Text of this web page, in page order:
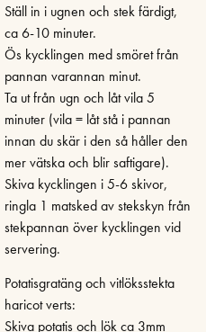
Ställ in i ugnen och stek färdigt,
ca 6-10 minuter.
Ös kycklingen med smöret från
pannan varannan minut.
Ta ut från ugn och låt vila 5
minuter (vila = låt stå i pannan
innan du skär i den så håller den
mer vätska och blir saftigare).
Skiva kycklingen i 5-6 skivor,
ringla 1 matsked av stekskyn från
stekpannan över kycklingen vid
servering.
Potatisgratäng och vitlöksstekta
haricot verts:
Skiva potatis och lök ca 3mm